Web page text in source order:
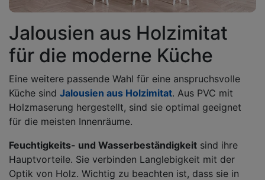
Jalousien aus Holzimitat
für die moderne Küche
Eine weitere passende Wahl für eine anspruchsvolle
Küche sind Jalousien aus Holzimitat. Aus PVC mit
Holzmaserung hergestellt, sind sie optimal geeignet
für die meisten Innenräume.
Feuchtigkeits- und Wasserbeständigkeit sind ihre
Hauptvorteile. Sie verbinden Langlebigkeit mit der
Optik von Holz. Wichtig zu beachten ist, dass sie in